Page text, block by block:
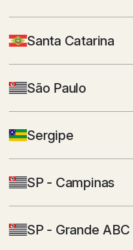
Santa Catarina
São Paulo
Sergipe
SP - Campinas
SP - Grande ABC